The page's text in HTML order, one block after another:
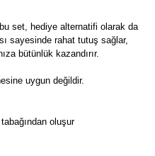
set, hediye alternatifi olarak da
sayesinde rahat tutuş sağlar,
bütünlük kazandırır.
uygun değildir.
oluşur